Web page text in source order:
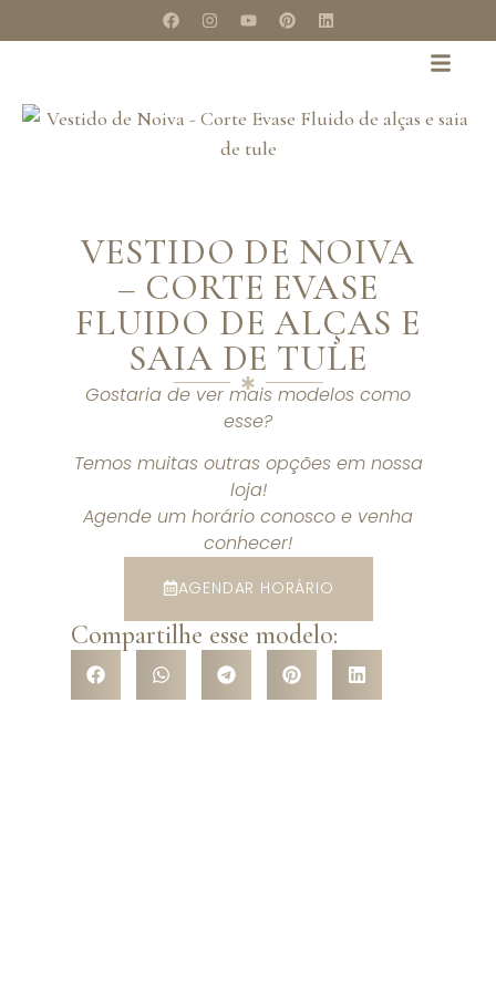
VESTIDO DE NOIVA
– CORTE EVASE
FLUIDO DE ALÇAS E
SAIA DE TULE
Gostaria de ver mais modelos como
esse?
Temos muitas outras opções em nossa
loja!
Agende um horário conosco e venha
conhecer!
AGENDAR HORÁRIO
Compartilhe esse modelo: